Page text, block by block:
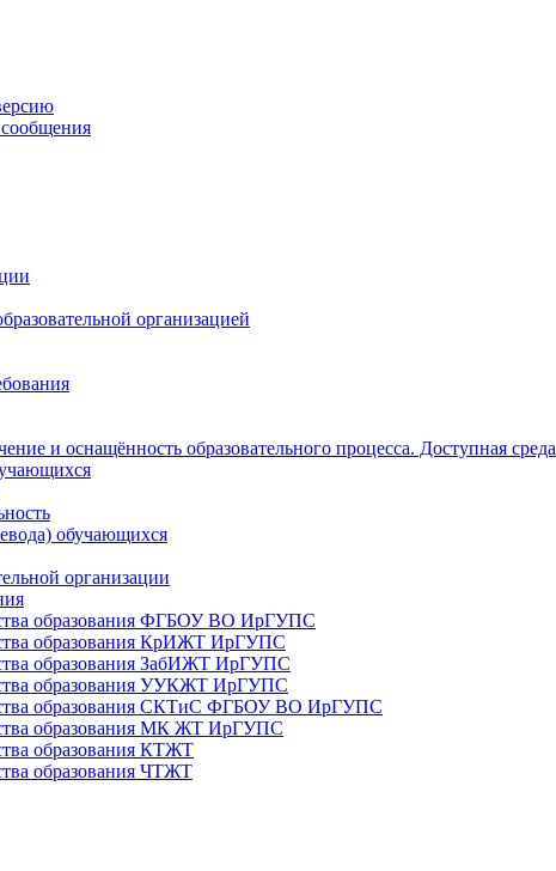
организацией
и оснащённость образовательного процесса. Доступная среда
обучающихся
организации
образования ФГБОУ ВО ИрГУПС
образования КрИЖТ ИрГУПС
образования ЗабИЖТ ИрГУПС
образования УУКЖТ ИрГУПС
образования СКТиС ФГБОУ ВО ИрГУПС
образования МК ЖТ ИрГУПС
образования КТЖТ
образования ЧТЖТ